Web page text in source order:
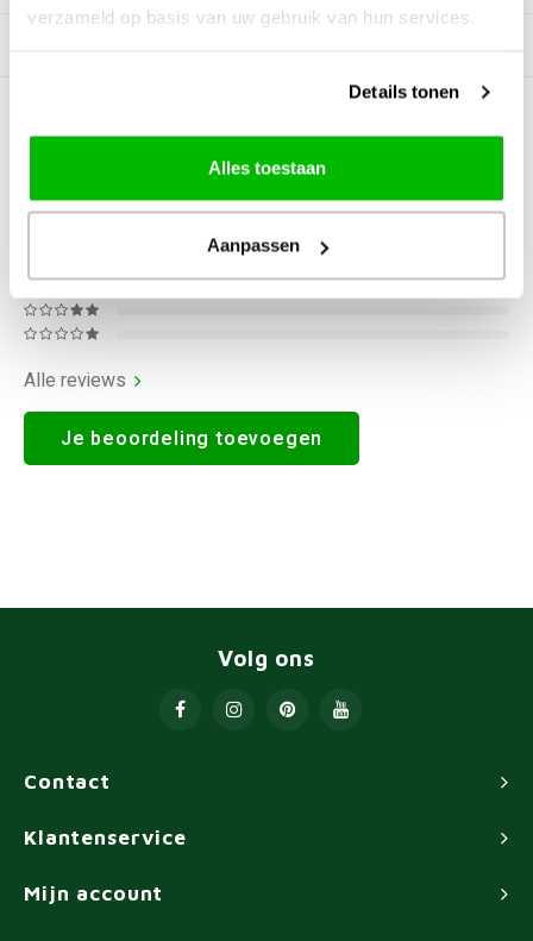
verzameld op basis van uw gebruik van hun services.
Details tonen
Alles toestaan
Aanpassen
Alle reviews
Je beoordeling toevoegen
Contact
Volg ons
Klantenservice
Mijn account